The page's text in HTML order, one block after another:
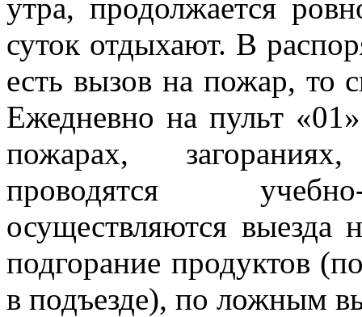
утра, продолжается
суток отдыхают. В
есть вызов на пожар, то
Ежедневно на пульт
пожарах,
проводятся
осуществляются выезда
подгорание продуктов
в подъезде), по ложным